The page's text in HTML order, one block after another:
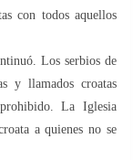
con todos aquellos
Los serbios de
y llamados croatas
La Iglesia
a quienes no se